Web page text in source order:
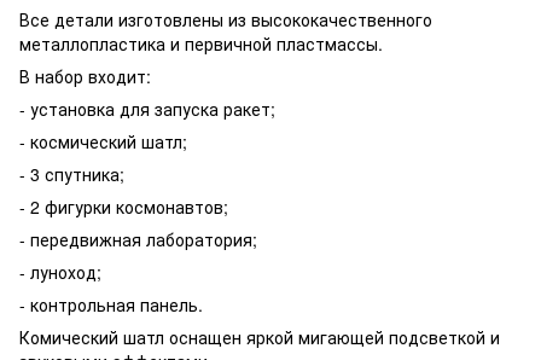
Все детали изготовлены из высококачественного
металлопластика и первичной пластмассы.
В набор входит:
- установка для запуска ракет;
- космический шатл;
- 3 спутника;
- 2 фигурки космонавтов;
- передвижная лаборатория;
- луноход;
- контрольная панель.
Комический шатл оснащен яркой мигающей подсветкой и